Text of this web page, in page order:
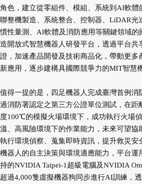
角色，建立從零組件、模組、系統到AI軟體
聯整機製造、系統整合、控制器、LiDAR光
慣性量測、AI軟體及消防應用等關鍵領域的
造開放式智慧機器人研發平台，透過平台共
證，加速產品開發及技術商品化，帶動更多
新應用，逐步建構具國際競爭力的MIT智慧
值得一提的是，四足機器人完成臺灣首例消
過消防署認定之第三方公證單位測試，在距
度100℃的模擬火場環境下，成功執行火場
溫、高風險環境下的作業能力，未來可望協
執行環境偵察、蒐集即時資訊，提升救災安
機器人的自主決策與環境適應能力，平台運
持的NVIDIA Taipei-1超級電腦及NVIDIA
超過4,000隻虛擬機器狗同步進行AI訓練，